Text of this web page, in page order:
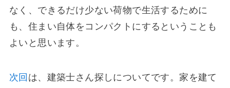
なく、できるだけ少ない荷物で生活するために
も、住まい自体をコンパクトにするということも
よいと思います。
次回 は、建築士さん探しについてです。家を建て